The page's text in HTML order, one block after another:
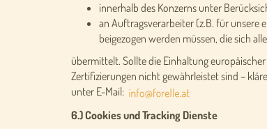
innerhalb des Konzerns unter
an Auftragsverarbeiter (z.B. für unsere
beigezogen werden müssen, die sich
übermittelt. Sollte die Einhaltung
Zertifizierungen nicht gewährleistet sind –
unter E-Mail:
6.) Cookies und Tracking Dienste